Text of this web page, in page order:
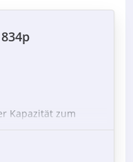
Kapazität zum
ca. 100 pF ( Cga * A